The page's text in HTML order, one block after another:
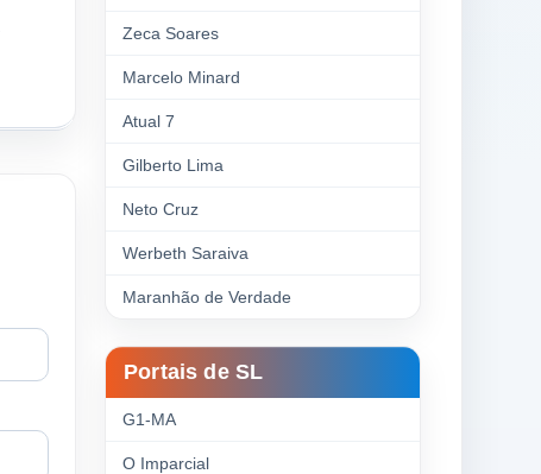
Zeca Soares
Marcelo Minard
Atual 7
Gilberto Lima
Neto Cruz
Werbeth Saraiva
Maranhão de Verdade
Portais de SL
G1-MA
O Imparcial